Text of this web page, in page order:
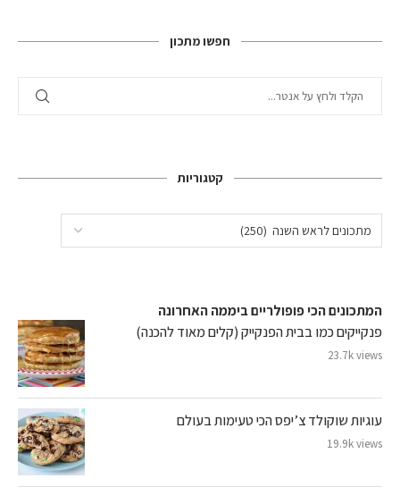
חפשו מתכון
קטגוריות
המתכונים הכי פופולריים ביממה האחרונה
פנקייקים כמו בבית הפנקייק (קלים מאוד להכנה)
23.7k views
עוגיות שוקולד צ’יפס הכי טעימות בעולם
19.9k views